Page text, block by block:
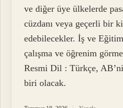
ve diğer üye ülkelerde
cüzdanı veya geçerli bir
edebilecekler. İş ve
çalışma ve öğrenim
Resmi Dil : Türkçe,
biri olacak.